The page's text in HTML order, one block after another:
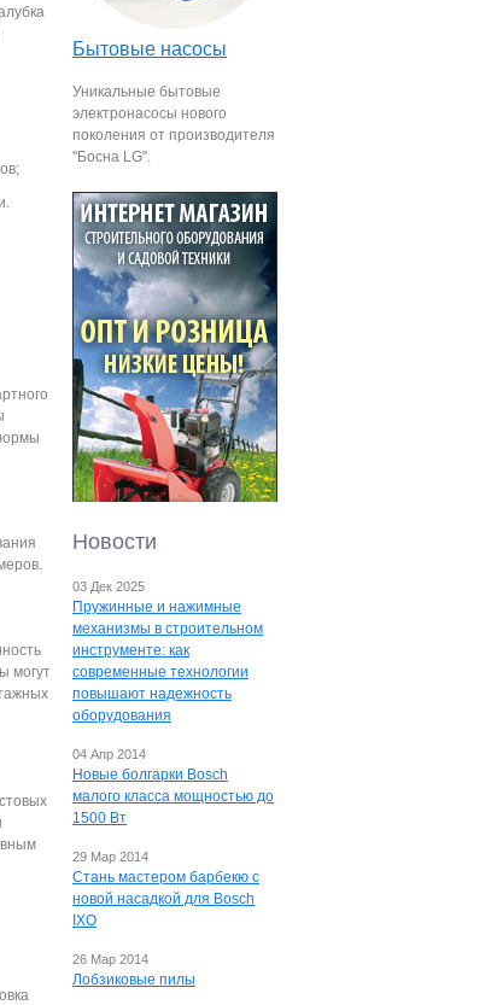
могут
Бытовые насосы
Уникальные бытовые
электронасосы нового
поколения от производителя
"Босна LG".
Новости
03 Дек 2025
Пружинные и нажимные
механизмы в строительном
инструменте: как
современные технологии
повышают надежность
оборудования
04 Апр 2014
Новые болгарки Bosch
малого класса мощностью до
1500 Вт
29 Мар 2014
Стань мастером барбекю с
новой насадкой для Bosch
IXO
26 Мар 2014
Лобзиковые пилы